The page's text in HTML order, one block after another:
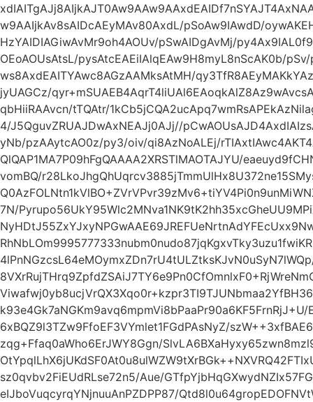
w9AAIjkAv8sAIDcAEyMAv80AxdL/pSoAw9IAwdD/
HzYAIDIAGiwAvMr9oh4AOUv/pSwAIDgAvMj/
OEoAOUsAtsL/pysAtcEAEiIAlqEAw9H8myL8nScAK0b/
ws8AxdEAITYAwc8AGzAAMksAtMH/
jyUAGCz/
qbHiiRAAvcn/tTQAtr/
4/J5QguvZRUAJDwAxNEAJj0AJj//
yNb/pzAAytcAO0z/py3/oiv/qi8AzNoALEj/
QlQAP1MA7P09hFgQAAAA2XRSTlMAOTAJYU/
vomBQ/
7N/
6xBQZ9l3TZw9FfoEF3VYmlet1FGdPAsNyZ/
zqg+Ffaq0aWho6ErJWY8Ggn/
sz0qvbv2FiEUdRLse72n5/Aue/
eIJboVuqcyrqYNjnuuAnPZDPP87/